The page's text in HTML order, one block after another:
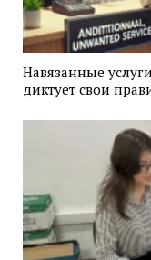
Навязанные
диктует свои